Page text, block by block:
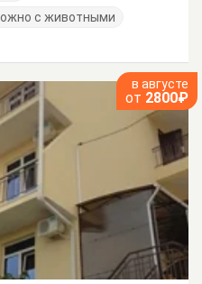
с животными
в августе
от 2800₽